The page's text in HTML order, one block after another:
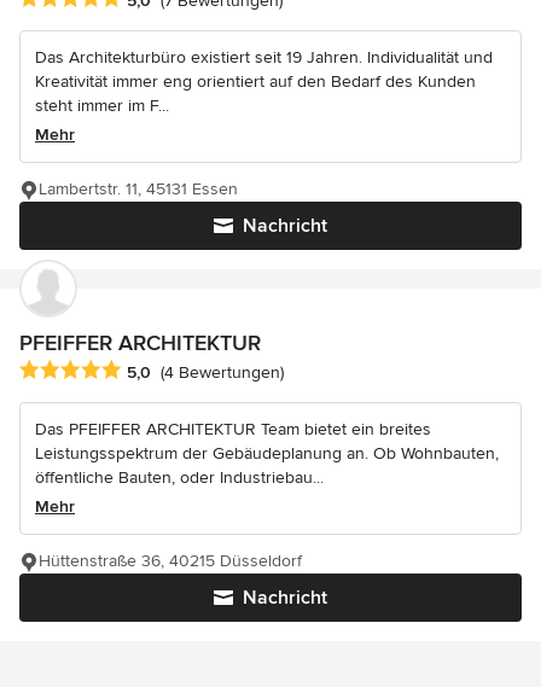
Das Architekturbüro existiert seit 19 Jahren. Individualität und
Kreativität immer eng orientiert auf den Bedarf des Kunden
steht immer im F...
Mehr
Nachricht
Lambertstr. 11, 45131 Essen
PFEIFFER ARCHITEKTUR
Durchschnittliche Bewertung: 5 von 5 Sternen
5,0 (4 Bewertungen)
Das PFEIFFER ARCHITEKTUR Team bietet ein breites
Leistungsspektrum der Gebäudeplanung an. Ob Wohnbauten,
öffentliche Bauten, oder Industriebau...
Mehr
Nachricht
Hüttenstraße 36, 40215 Düsseldorf